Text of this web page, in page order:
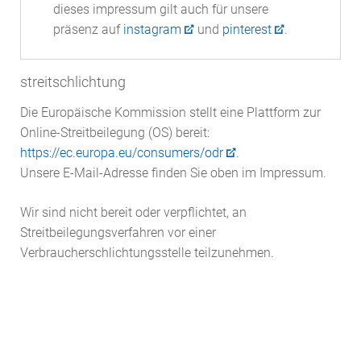
dieses impressum gilt auch für unsere
präsenz auf instagram und pinterest
streitschlichtung
Die Europäische Kommission stellt eine Plattform zur
Online-Streitbeilegung (OS) bereit:
https://ec.europa.eu/consumers/odr
Unsere E-Mail-Adresse finden Sie oben im Impressum.
Wir sind nicht bereit oder verpflichtet, an
Streitbeilegungsverfahren vor einer
Verbraucherschlichtungsstelle teilzunehmen.